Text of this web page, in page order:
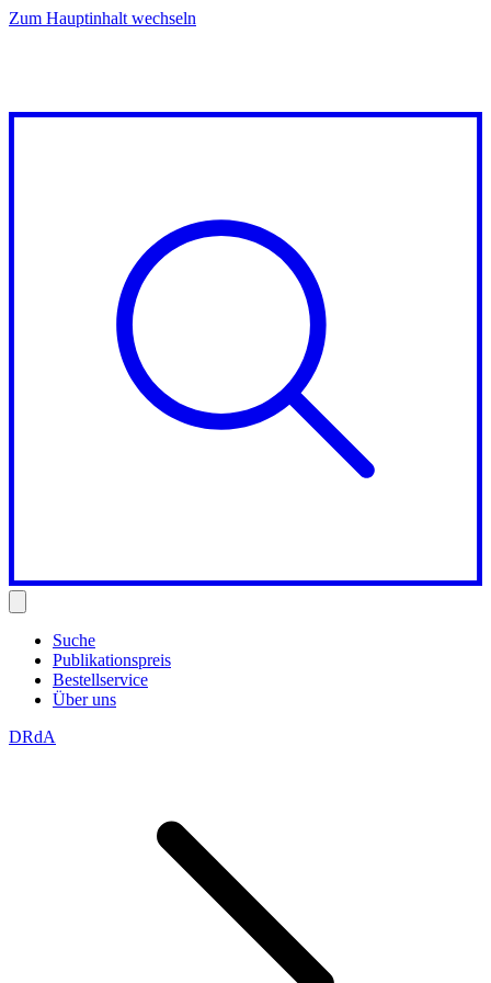
Zum Hauptinhalt wechseln
Suche
Publikationspreis
Bestellservice
Über uns
DRdA